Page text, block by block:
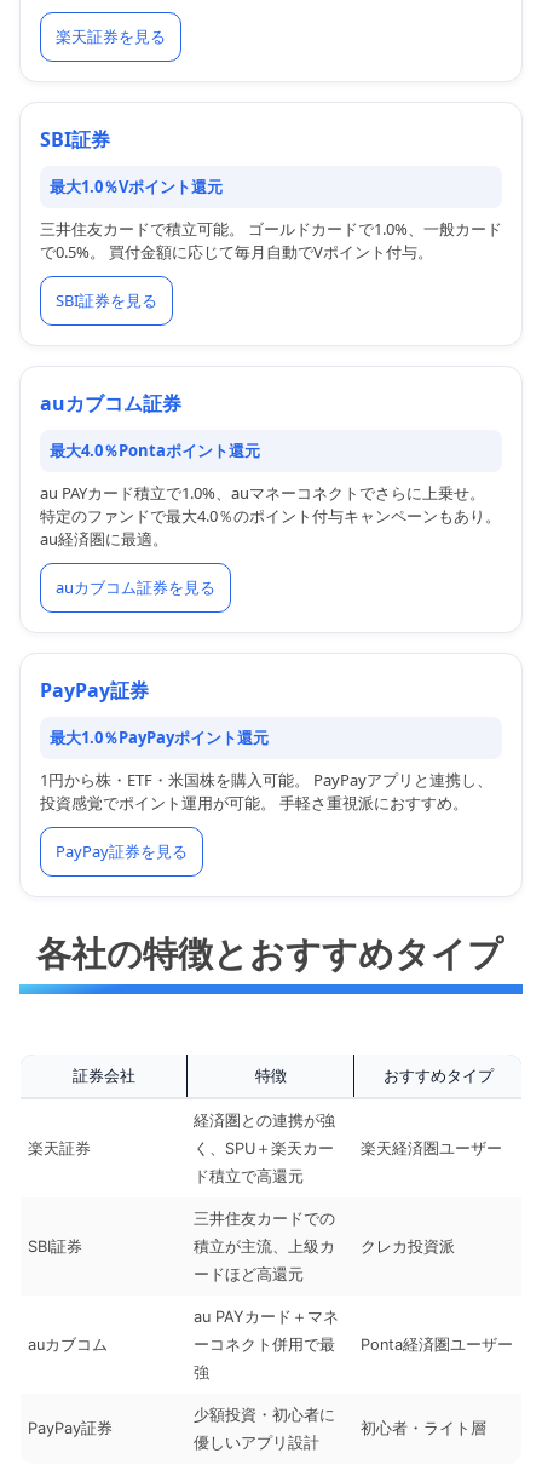
楽天証券を見る
SBI証券
最大1.0％Vポイント還元
三井住友カードで積立可能。 ゴールドカードで1.0%、一般カード
で0.5%。 買付金額に応じて毎月自動でVポイント付与。
SBI証券を見る
auカブコム証券
最大4.0％Pontaポイント還元
au PAYカード積立で1.0%、auマネーコネクトでさらに上乗せ。
特定のファンドで最大4.0％のポイント付与キャンペーンもあり。
au経済圏に最適。
auカブコム証券を見る
PayPay証券
最大1.0％PayPayポイント還元
1円から株・ETF・米国株を購入可能。 PayPayアプリと連携し、
投資感覚でポイント運用が可能。 手軽さ重視派におすすめ。
PayPay証券を見る
各社の特徴とおすすめタイプ
証券会社 特徴 おすすめタイプ
楽天証券
経済圏との連携が強
く、SPU＋楽天カー
ド積立で高還元
楽天経済圏ユーザー
SBI証券
三井住友カードでの
積立が主流、上級カ
ードほど高還元
クレカ投資派
auカブコム
au PAYカード＋マネ
ーコネクト併用で最
強
Ponta経済圏ユーザー
PayPay証券
少額投資・初心者に
優しいアプリ設計
初心者・ライト層